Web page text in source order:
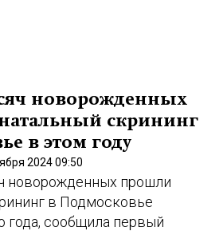
новорожденных
скрининг
в этом году
2024 09:50
новорожденных прошли
в Подмосковье
года, сообщила первый